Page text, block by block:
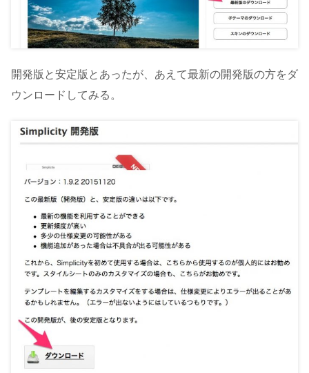
開発版と安定版とあったが、あえて最新の開発版の方をダ
ウンロードしてみる。